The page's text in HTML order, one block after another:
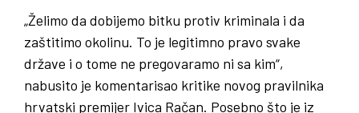
„Želimo da dobijemo bitku protiv kriminala i da
zaštitimo okolinu. To je legitimno pravo svake
države i o tome ne pregovaramo ni sa kim“,
nabusito je komentarisao kritike novog pravilnika
hrvatski premijer Ivica Račan. Posebno što je iz